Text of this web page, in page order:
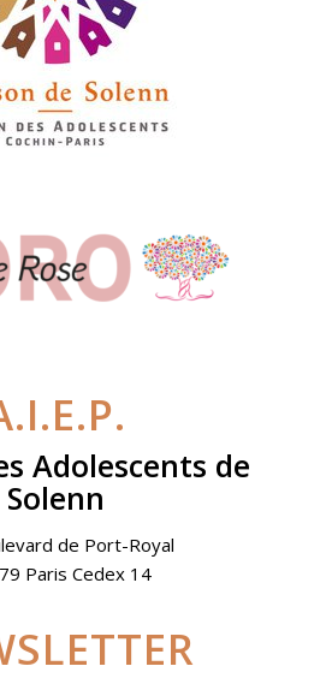
Adolescents de
Solenn
de Port-Royal
Paris Cedex 14